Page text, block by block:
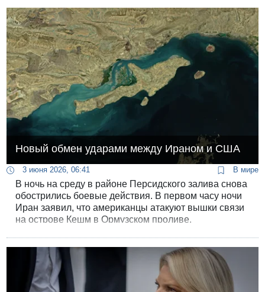
министров от партии «Ликуд» присутствовали на
церемонии бар-мицвы.
Новый обмен ударами между Ираном и США
3 июня 2026, 06:41 В мире
В ночь на среду в районе Персидского залива снова
обострились боевые действия. В первом часу ночи
Иран заявил, что американцы атакуют вышки связи
на острове Кешм в Ормузском проливе.